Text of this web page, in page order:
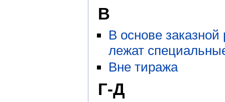
В
В основе
лежат
Вне тиража
Г-Д